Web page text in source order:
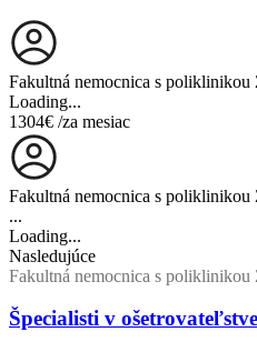
Fakultná nemocnica s poliklinikou
Loading...
1304€ /za mesiac
Fakultná nemocnica s poliklinikou
...
Loading...
Nasledujúce
Fakultná nemocnica s poliklinikou
Špecialisti v ošetrovateľstve